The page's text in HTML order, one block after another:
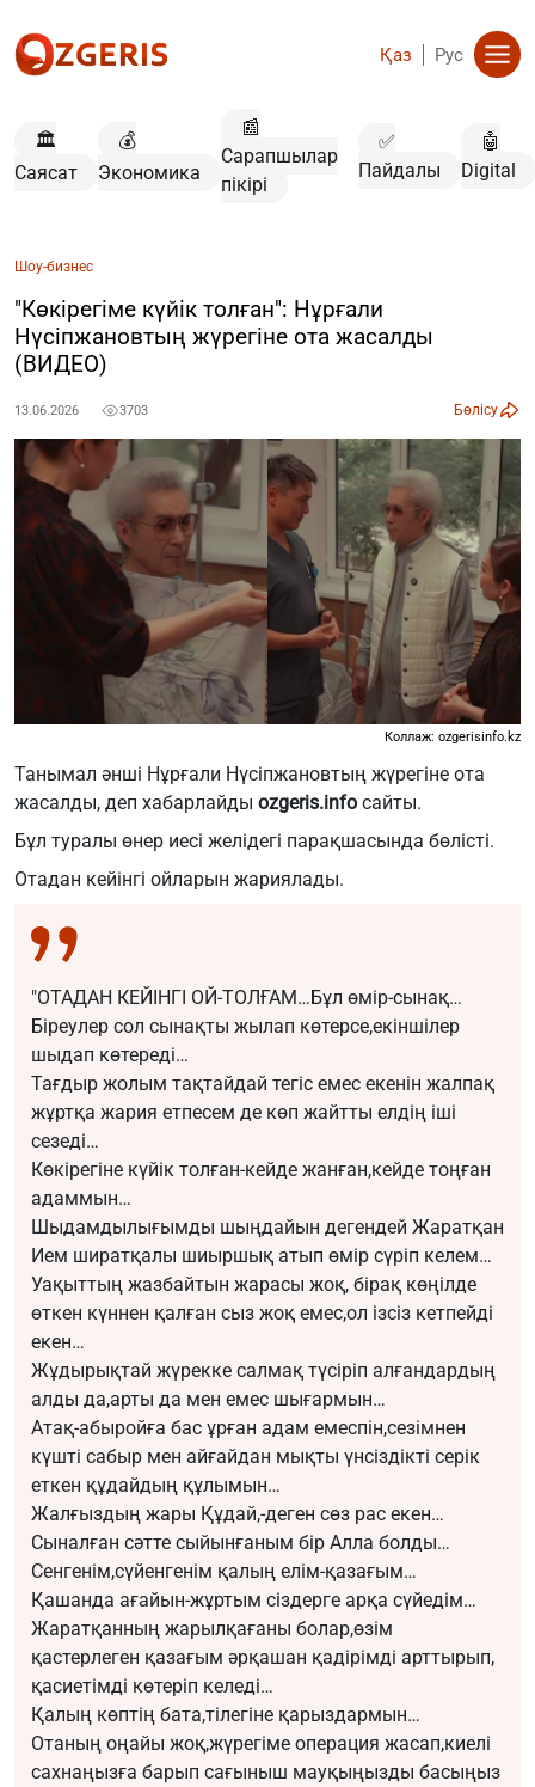
Қаз Рус
🏛️
Саясат
💰
Экономика
📰
Сарапшылар
пікірі
✅
Пайдалы
🤖
Digital
Шоу-бизнес
"Көкірегіме күйік толған": Нұрғали
Нүсіпжановтың жүрегіне ота жасалды
(ВИДЕО)
Коллаж: ozgerisinfo.kz
13.06.2026 3703 Бөлісу
Танымал әнші Нұрғали Нүсіпжановтың жүрегіне ота
жасалды, деп хабарлайды ozgeris.info сайты.
Бұл туралы өнер иесі желідегі парақшасында бөлісті.
Отадан кейінгі ойларын жариялады.
"ОТАДАН КЕЙІНГІ ОЙ-ТОЛҒАМ…Бұл өмір-сынақ…
Біреулер сол сынақты жылап көтерсе,екіншілер
шыдап көтереді…
Тағдыр жолым тақтайдай тегіс емес екенін жалпақ
жұртқа жария етпесем де көп жайтты елдің іші
сезеді…
Көкірегіне күйік толған-кейде жанған,кейде тоңған
адаммын…
Шыдамдылығымды шыңдайын дегендей Жаратқан
Ием ширатқалы шиыршық атып өмір сүріп келем…
Уақыттың жазбайтын жарасы жоқ, бірақ көңілде
өткен күннен қалған сыз жоқ емес,ол ізсіз кетпейді
екен…
Жұдырықтай жүрекке салмақ түсіріп алғандардың
алды да,арты да мен емес шығармын…
Атақ-абыройға бас ұрған адам емеспін,сезімнен
күшті сабыр мен айғайдан мықты үнсіздікті серік
еткен құдайдың құлымын…
Жалғыздың жары Құдай,-деген сөз рас екен…
Сыналған сәтте сыйынғаным бір Алла болды…
Сенгенім,сүйенгенім қалың елім-қазағым…
Қашанда ағайын-жұртым сіздерге арқа сүйедім…
Жаратқанның жарылқағаны болар,өзім
қастерлеген қазағым әрқашан қадірімді арттырып,
қасиетімді көтеріп келеді…
Қалың көптің бата,тілегіне қарыздармын…
Отаның оңайы жоқ,жүрегіме операция жасап,киелі
сахнаңызға барып сағыныш мауқыңызды басыңыз